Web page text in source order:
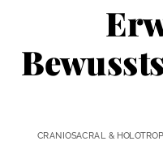
CRANIOSACRAL &